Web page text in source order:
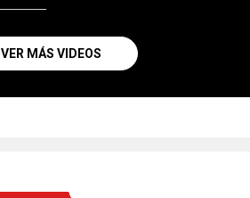
VER MÁS VIDEOS